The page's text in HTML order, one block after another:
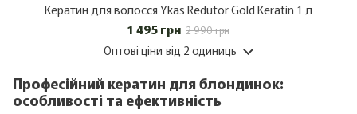
Кератин для волосся Ykas Redutor Gold Keratin 1 л
1 495 грн 2 990 грн
Оптові ціни від 2 одиниць
Професійний кератин для блондинок:
особливості та ефективність